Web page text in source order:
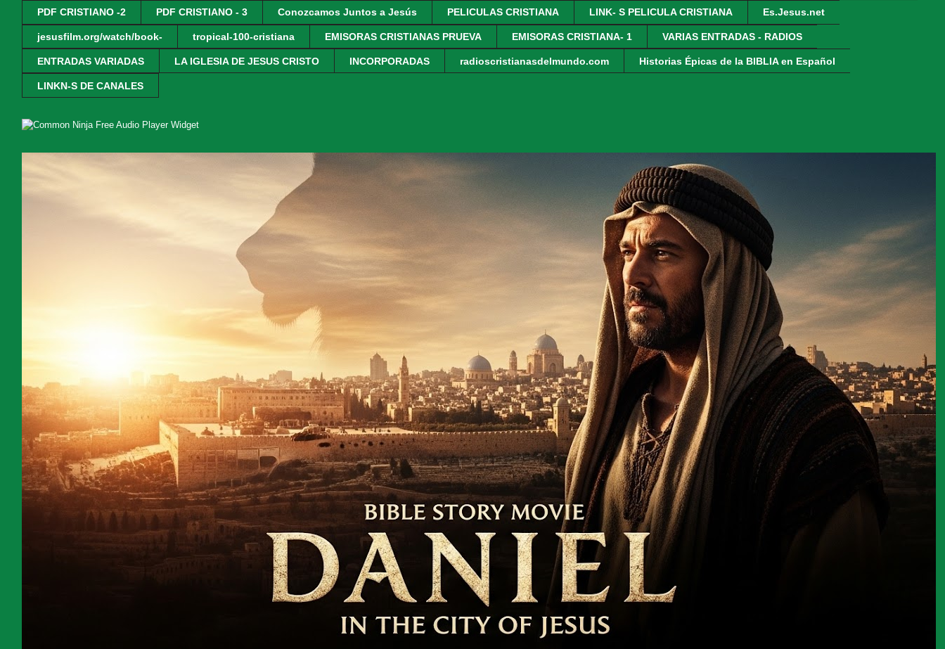
PDF CRISTIANO -2 PDF CRISTIANO - 3 Conozcamos Juntos a Jesús PELICULAS CRISTIANA LINK- S PELICULA CRISTIANA Es.Jesus.net
jesusfilm.org/watch/book- tropical-100-cristiana EMISORAS CRISTIANAS PRUEVA EMISORAS CRISTIANA- 1 VARIAS ENTRADAS - RADIOS
ENTRADAS VARIADAS LA IGLESIA DE JESUS CRISTO INCORPORADAS radioscristianasdelmundo.com Historias Épicas de la BIBLIA en Español
LINKN-S DE CANALES
Free Audio Player Widget